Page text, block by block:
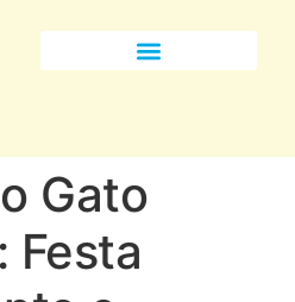
Gato
Festa